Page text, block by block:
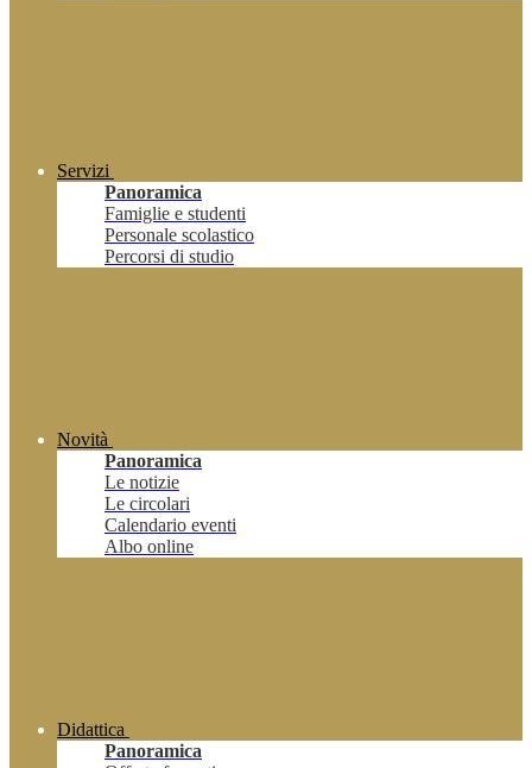
Servizi
Panoramica
Famiglie e studenti
Personale scolastico
Percorsi di studio
Novità
Panoramica
Le notizie
Le circolari
Calendario eventi
Albo online
Didattica
Panoramica